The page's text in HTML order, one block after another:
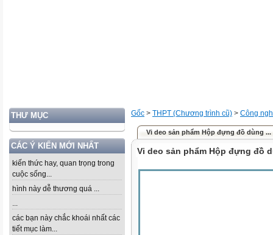
THƯ MỤC
CÁC Ý KIẾN MỚI NHẤT
kiến thức hay, quan trọng trong
cuộc sống...
hình này dễ thương quá ...
...
các bạn này chắc khoái nhất các
tiết mục làm...
Gốc > THPT (Chương trình cũ) > Công
Vi deo sản phẩm Hộp đựng đồ dùng ...
Vi deo sản phẩm Hộp đựng đồ